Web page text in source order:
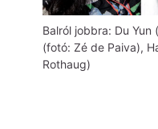
Balról jobbra: Du
(fotó: Zé de Paiva),
Rothaug)